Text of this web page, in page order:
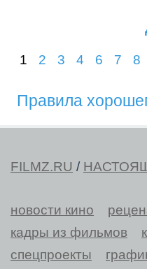
1 2 3 4 6 7 8
Правила
FILMZ.RU /
новости кино
кадры из фильмов
спецпроекты